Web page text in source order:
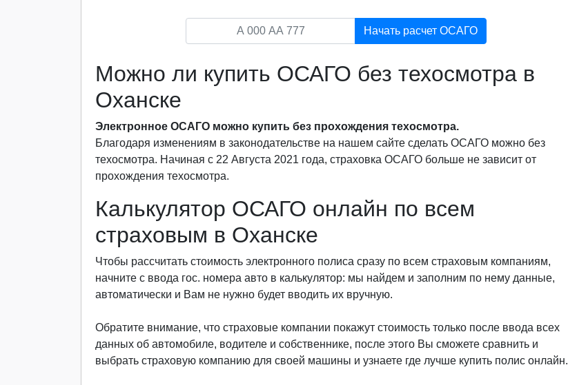
Начать расчет ОСАГО
Можно ли купить ОСАГО без техосмотра в
Оханске
Электронное ОСАГО можно купить без прохождения техосмотра.
Благодаря изменениям в законодательстве на нашем сайте сделать ОСАГО можно без
техосмотра. Начиная с 22 Августа 2021 года, страховка ОСАГО больше не зависит от
прохождения техосмотра.
Калькулятор ОСАГО онлайн по всем
страховым в Оханске
Чтобы рассчитать стоимость электронного полиса сразу по всем страховым компаниям,
начните с ввода гос. номера авто в калькулятор: мы найдем и заполним по нему данные,
автоматически и Вам не нужно будет вводить их вручную.
Обратите внимание, что страховые компании покажут стоимость только после ввода всех
данных об автомобиле, водителе и собственнике, после этого Вы сможете сравнить и
выбрать страховую компанию для своей машины и узнаете где лучше купить полис онлайн.